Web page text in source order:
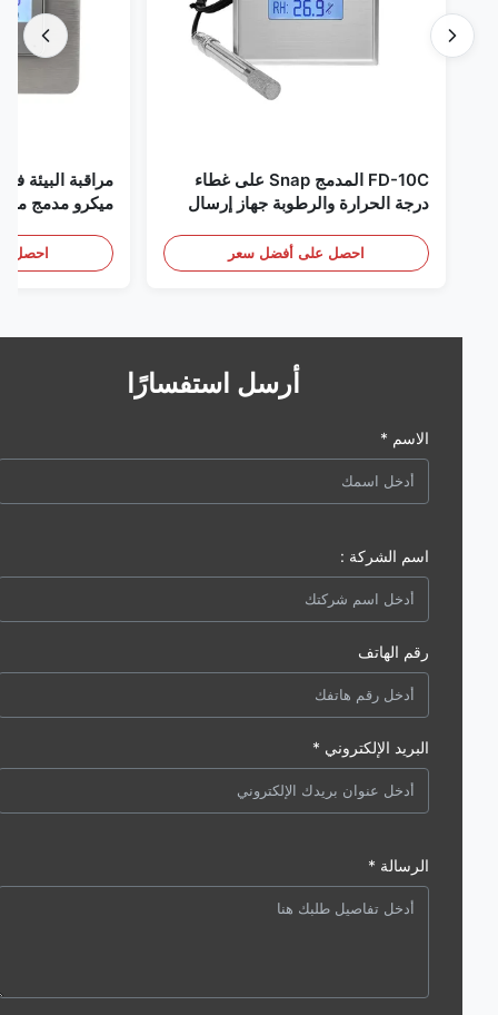
FD-10C المدمج Snap على غطاء
درجة الحرارة والرطوبة جهاز إرسال
احصل على أفضل سعر
مراقبة البيئة في
ميكرو مدمج من
الكشف عن الأبخرة
احصل على
أرسل استفسارًا
الاسم *
اسم الشركة :
رقم الهاتف
البريد الإلكتروني *
الرسالة *